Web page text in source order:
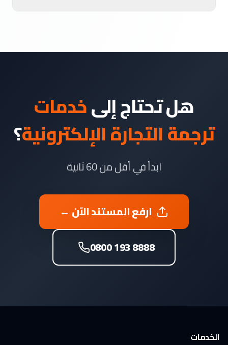
هل تحتاج إلىخدمات
ترجمة التجارة الإلكترونية؟
ابدأ في أقل من 60 ثانية
ارفع المستند الآن ←
0800 193 8888
الخدمات